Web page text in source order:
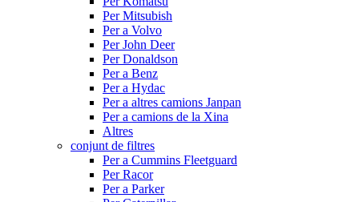
Per Mitsubish
Per a Volvo
Per John Deer
Per Donaldson
Per a Benz
Per a Hydac
Per a altres camions Janpan
Per a camions de la Xina
Altres
conjunt de filtres
Per a Cummins Fleetguard
Per Racor
Per a Parker